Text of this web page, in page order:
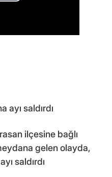
ayı saldırdı
ilçesine bağlı
gelen olayda,
saldırdı